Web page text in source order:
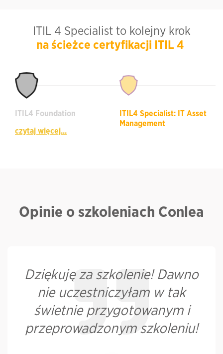
ITIL 4 Specialist to kolejny krok
na ścieżce certyfikacji ITIL 4
ITIL4 Foundation
czytaj więcej...
ITIL4 Specialist: IT Asset
Management
Opinie o szkoleniach Conlea
Dziękuję za szkolenie! Dawno
nie uczestniczyłam w tak
świetnie przygotowanym i
przeprowadzonym szkoleniu!